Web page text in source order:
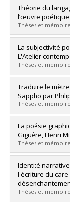
Diplômé(e) :
Cycle :Maîtrise
Diplôme
Lien vers le
Théorie du
l’œuvre
Thèses et
Diplômé(e) :
Cycle :Doctorat
Diplôme
Lien vers le
La subjectivité
L'Atelier
Thèses et
Diplômé(e) :
Cycle :Maîtrise
Diplôme
Lien vers le
Traduire le
Sappho par
Thèses et
Diplômé(e) :
Cycle :Maîtrise
Diplôme
Lien vers le
La poésie
Giguère, Henri
Thèses et
Diplômé(e) :
Cycle :Doctorat
Diplôme
Lien vers le
Identité
l'écriture du
Thèses et